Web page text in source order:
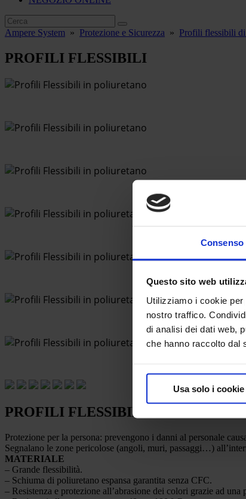
Consenso
Questo sito web
Utilizziamo i cookie
nostro traffico.
di analisi dei dati web,
che hanno raccolto dal
Usa solo i
Ampere System » Protezione e Sicurezza » Profili flessibili
PROFILI FLESSIBILI
PROFILI FLESSIBILI DI
Protezione per la persona: prevengono i danni al personale
Segnalano le zone pericolose (angoli, muri, passaggi…)
MATERIALE
– Grande flessibilità.
– Schiuma di poliuretano espansa garantita senza CFC.
– Resistenza e protezione all’abrasione dei colori grazie ad